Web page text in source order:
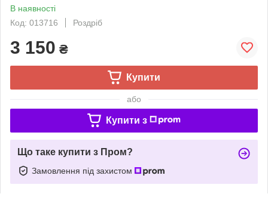
В наявності
Код: 013716
Роздріб
3 150 ₴
Купити
або
Купити з
Що таке купити з Пром?
Замовлення під захистом